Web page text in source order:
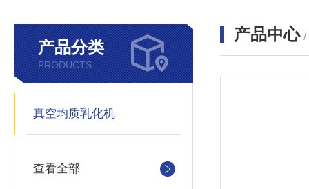
产品分类
PRODUCTS
真空均质乳化机
查看全部
产品中心 /